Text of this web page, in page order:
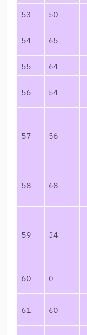
53 50
54 65
55 64
56 54
57 56
58 68
59 34
60 0
61 60